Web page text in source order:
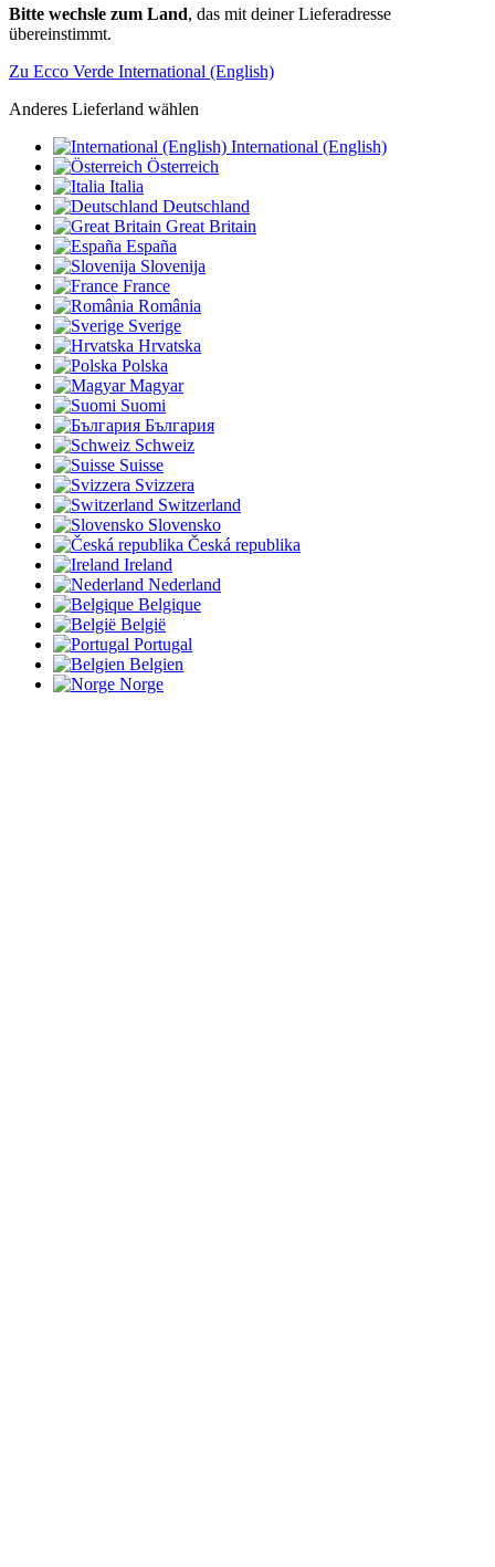
Bitte wechsle zum Land, das mit deiner Lieferadresse
übereinstimmt.
Zu Ecco Verde International (English)
Anderes Lieferland wählen
International (English)
Österreich
Italia
Deutschland
Great Britain
España
Slovenija
France
România
Sverige
Hrvatska
Polska
Magyar
Suomi
България
Schweiz
Suisse
Svizzera
Switzerland
Slovensko
Česká republika
Ireland
Nederland
Belgique
België
Portugal
Belgien
Norge